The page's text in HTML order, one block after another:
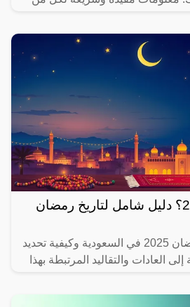
متى رمضان 2025؟ دليل شامل لتاريخ رمضان
اكتشف متى يبدأ رمضان 2025 في السعودية وكيفية تحديد
إلى العادات والتقاليد المرتبطة بهذا